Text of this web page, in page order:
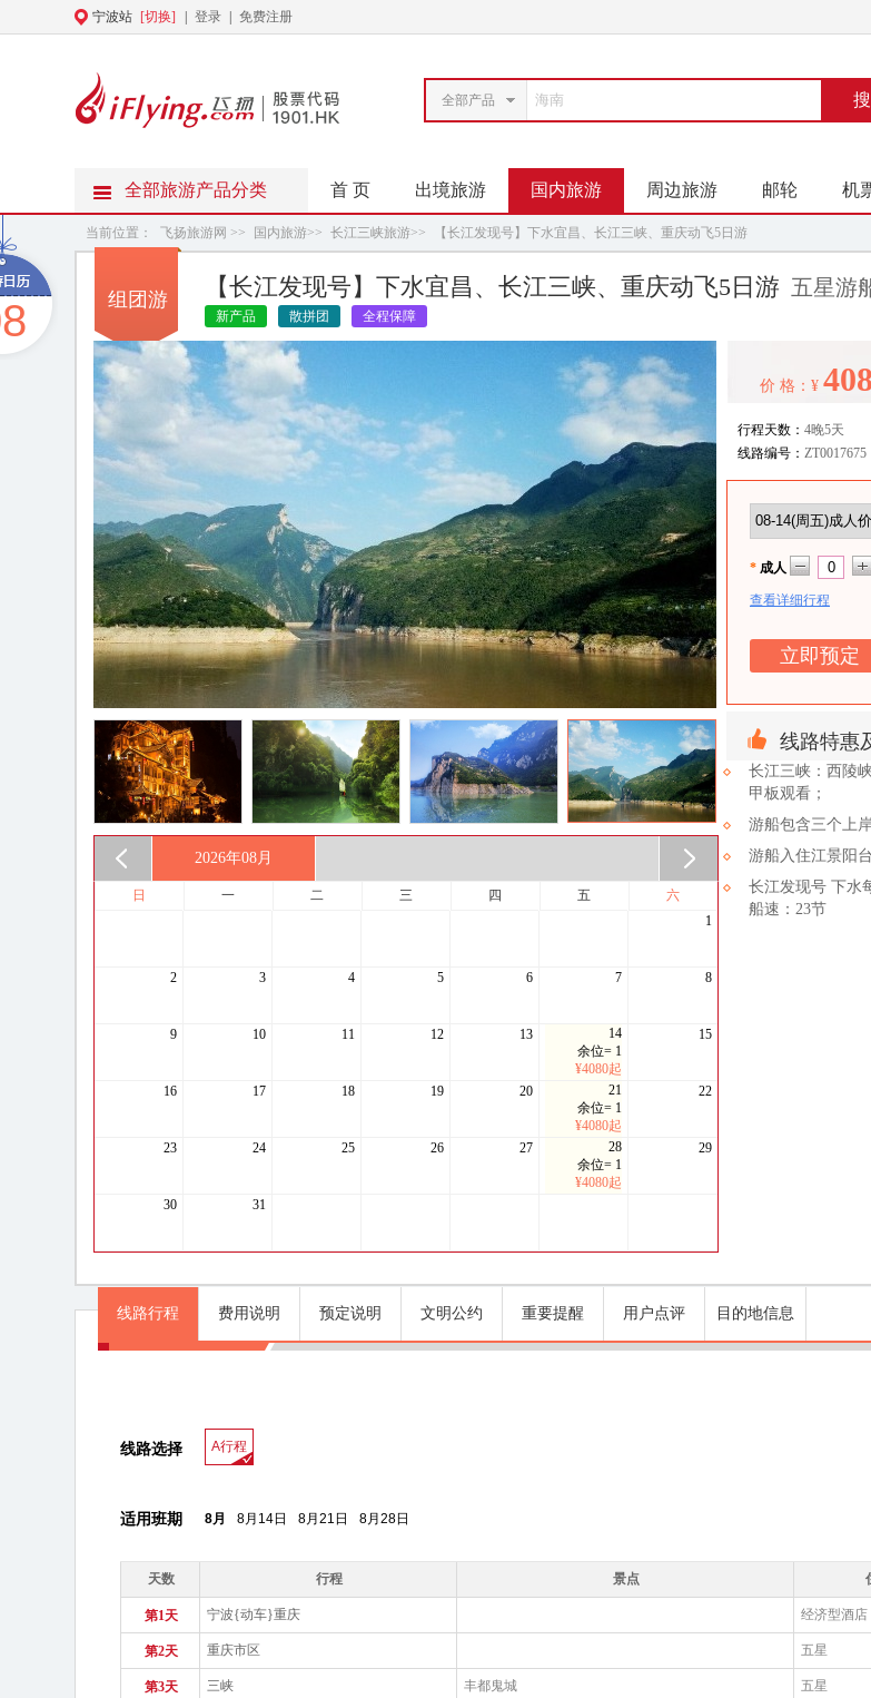
宁波站 [切换] 登录 免费注册
全部产品
全部旅游产品分类 首 页 出境旅游 国内旅游 周边旅游 邮轮 机
当前位置： 飞扬旅游网 >> 国内旅游>> 长江三峡旅游>> 【长江发现号】下水宜昌、长江三峡、重庆动飞5日游
组团游 【长江发现号】下水宜昌、长江三峡、重庆动飞5日游 五星游
新产品 散拼团 全程保障
2026年08月
日 一 二 三 四 五
六
1
2 3 4 5 6 7 8
9 10 11 12 13
14
余位= 1
¥4080起
15
16 17 18 19 20
21
余位= 1
¥4080起
22
23 24 25 26 27
28
余位= 1
¥4080起
29
30 31
价 格：¥
行程天数： 4晚5天
线路编号： ZT0017675
* 成人
查看详细行程
线路特惠
长江三峡：西陵
甲板观看；
游船包含三个上
游船入住江景阳
长江发现号 下水
船速：23节
线路行程 费用说明 预定说明 文明公约 重要提醒 用户点评 目的地信息
线路选择 A行程
适用班期 8月 8月14日 8月21日 8月28日
天数 行程 景点
第1天 宁波{动车}重庆 经济型酒店
第2天 重庆市区 五星
第3天 三峡 丰都鬼城 五星